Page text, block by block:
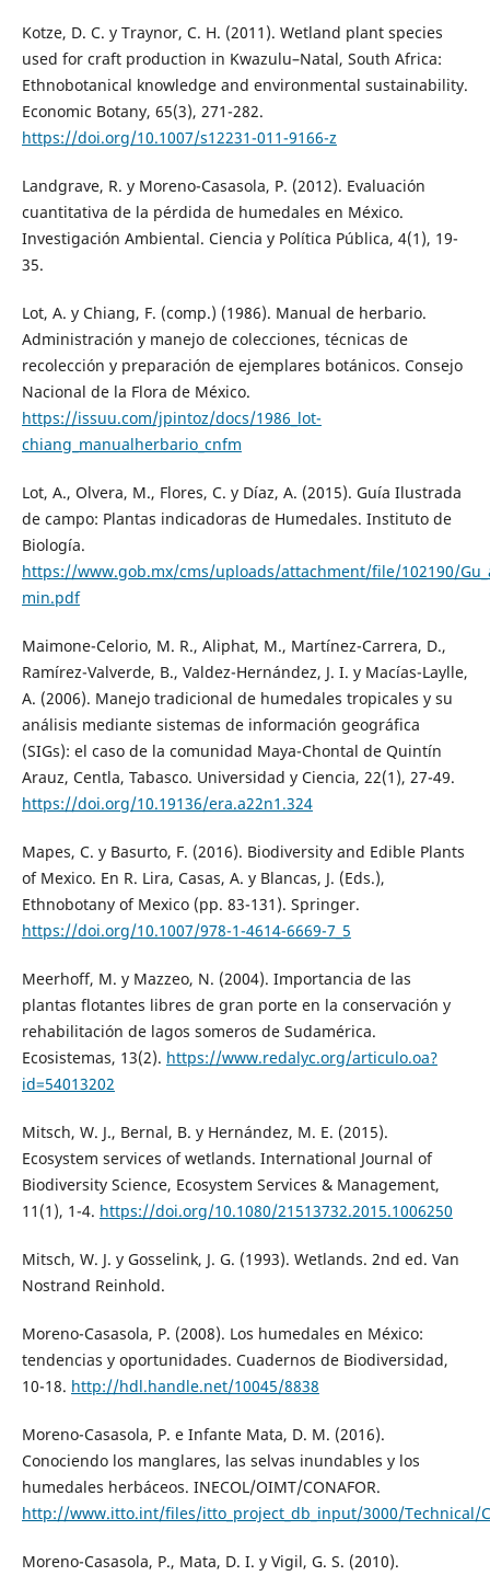
Kotze, D. C. y Traynor, C. H. (2011). Wetland plant species
used for craft production in Kwazulu–Natal, South Africa:
Ethnobotanical knowledge and environmental sustainability.
Economic Botany, 65(3), 271-282.
https://doi.org/10.1007/s12231-011-9166-z
Landgrave, R. y Moreno-Casasola, P. (2012). Evaluación
cuantitativa de la pérdida de humedales en México.
Investigación Ambiental. Ciencia y Política Pública, 4(1), 19-
35.
Lot, A. y Chiang, F. (comp.) (1986). Manual de herbario.
Administración y manejo de colecciones, técnicas de
recolección y preparación de ejemplares botánicos. Consejo
Nacional de la Flora de México.
https://issuu.com/jpintoz/docs/1986_lot-
chiang_manualherbario_cnfm
Lot, A., Olvera, M., Flores, C. y Díaz, A. (2015). Guía Ilustrada
de campo: Plantas indicadoras de Humedales. Instituto de
Biología.
https://www.gob.mx/cms/uploads/attachment/file/102190/
min.pdf
Maimone-Celorio, M. R., Aliphat, M., Martínez-Carrera, D.,
Ramírez-Valverde, B., Valdez-Hernández, J. I. y Macías-Laylle,
A. (2006). Manejo tradicional de humedales tropicales y su
análisis mediante sistemas de información geográfica
(SIGs): el caso de la comunidad Maya-Chontal de Quintín
Arauz, Centla, Tabasco. Universidad y Ciencia, 22(1), 27-49.
https://doi.org/10.19136/era.a22n1.324
Mapes, C. y Basurto, F. (2016). Biodiversity and Edible Plants
of Mexico. En R. Lira, Casas, A. y Blancas, J. (Eds.),
Ethnobotany of Mexico (pp. 83-131). Springer.
https://doi.org/10.1007/978-1-4614-6669-7_5
Meerhoff, M. y Mazzeo, N. (2004). Importancia de las
plantas flotantes libres de gran porte en la conservación y
rehabilitación de lagos someros de Sudamérica.
Ecosistemas, 13(2). https://www.redalyc.org/articulo.oa?
id=54013202
Mitsch, W. J., Bernal, B. y Hernández, M. E. (2015).
Ecosystem services of wetlands. International Journal of
Biodiversity Science, Ecosystem Services & Management,
11(1), 1-4. https://doi.org/10.1080/21513732.2015.1006250
Mitsch, W. J. y Gosselink, J. G. (1993). Wetlands. 2nd ed. Van
Nostrand Reinhold.
Moreno-Casasola, P. (2008). Los humedales en México:
tendencias y oportunidades. Cuadernos de Biodiversidad,
10-18. http://hdl.handle.net/10045/8838
Moreno-Casasola, P. e Infante Mata, D. M. (2016).
Conociendo los manglares, las selvas inundables y los
humedales herbáceos. INECOL/OIMT/CONAFOR.
http://www.itto.int/files/itto_project_db_input/3000/Technical/
Moreno-Casasola, P., Mata, D. I. y Vigil, G. S. (2010).